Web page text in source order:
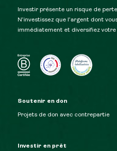
Investir présente un risque de
N’investissez que l’argent dont
immédiatement et diversifiez votre
Soutenir en don
Projets de don avec contrepartie
Investir en prêt